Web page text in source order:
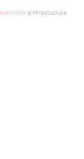
si infrastructura